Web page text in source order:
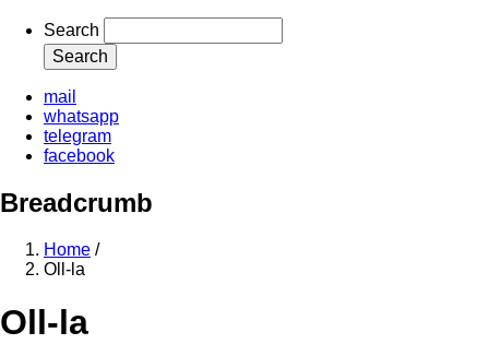
Search
mail
whatsapp
telegram
facebook
Breadcrumb
Home /
Oll-la
Oll-la